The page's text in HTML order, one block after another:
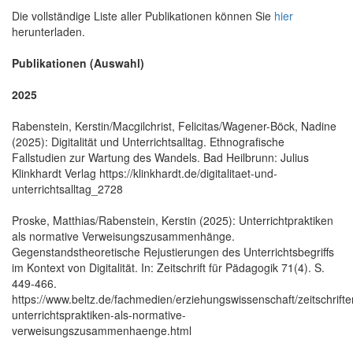
Die vollständige Liste aller Publikationen können Sie hier
herunterladen.
Publikationen (Auswahl)
2025
Rabenstein, Kerstin/Macgilchrist, Felicitas/Wagener-Böck, Nadine
(2025): Digitalität und Unterrichtsalltag. Ethnografische
Fallstudien zur Wartung des Wandels. Bad Heilbrunn: Julius
Klinkhardt Verlag https://klinkhardt.de/digitalitaet-und-
unterrichtsalltag_2728
Proske, Matthias/Rabenstein, Kerstin (2025): Unterrichtpraktiken
als normative Verweisungszusammenhänge.
Gegenstandstheoretische Rejustierungen des Unterrichtsbegriffs
im Kontext von Digitalität. In: Zeitschrift für Pädagogik 71(4). S.
449-466.
https://www.beltz.de/fachmedien/erziehungswissenschaft/
unterrichtspraktiken-als-normative-
verweisungszusammenhaenge.html